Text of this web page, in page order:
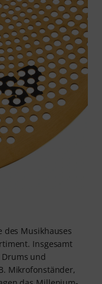
des Musikhauses
Insgesamt
und
Mikrofonständer,